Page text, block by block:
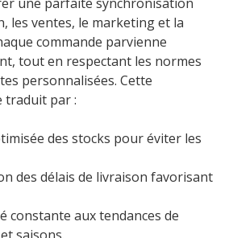
les ventes, le marketing et la
commande parvienne
tout en respectant les normes
personnalisées. Cette
traduit par :
des stocks pour éviter les
des délais de livraison favorisant
constante aux tendances de